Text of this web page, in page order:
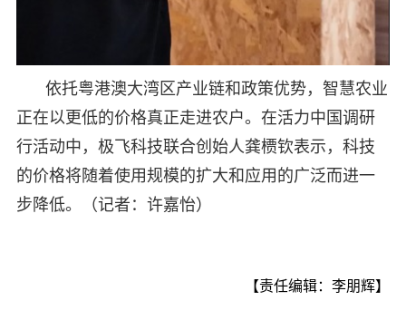
依托粤港澳大湾区产业链和政策优势，智慧农业
正在以更低的价格真正走进农户。在活力中国调研
行活动中，极飞科技联合创始人龚槚钦表示，科技
的价格将随着使用规模的扩大和应用的广泛而进一
步降低。（记者：许嘉怡）
【责任编辑：李朋辉】